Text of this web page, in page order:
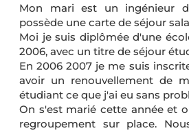
Mon mari est un ingénieur
possède une carte de séjour
Moi je suis diplômée d'une
2006, avec un titre de séjour
En 2006 2007 je me suis
avoir un renouvellement de
étudiant ce que j'ai eu sans
On s'est marié cette année et
regroupement sur place.